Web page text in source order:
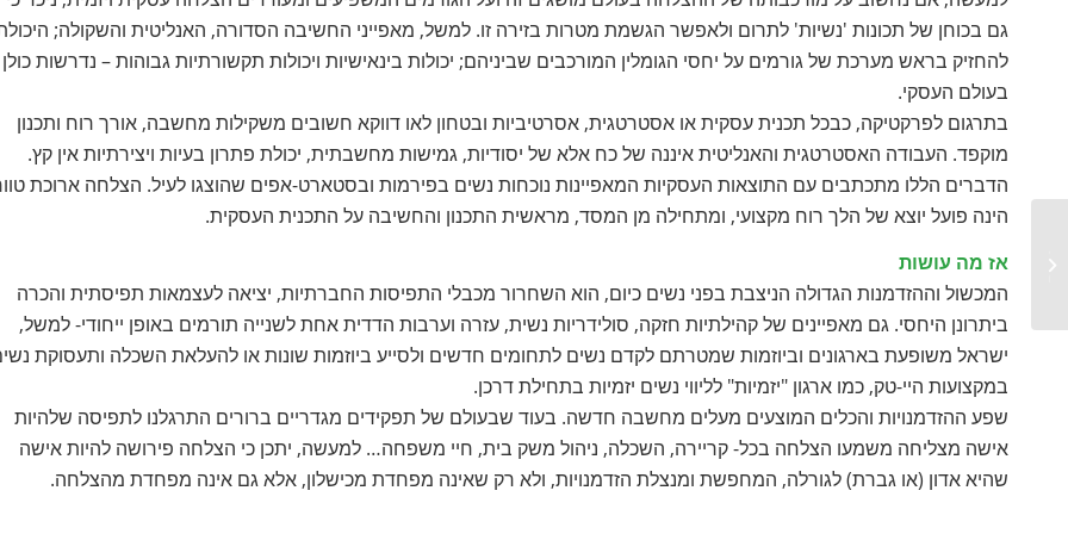
גם בכוחן של תכונות 'נשיות' לתרום ולאפשר הגשמת מטרות בזירה זו. למשל, מאפייני החשיבה הסדורה, האנליטית והשקולה;
להחזיק בראש מערכת של גורמים על יחסי הגומלין המורכבים שביניהם; יכולות בינאישיות ויכולות תקשורתיות גבוהות – נדרשות כולן
בעולם העסקי.
בתרגום לפרקטיקה, כבכל תכנית עסקית או אסטרטגית, אסרטיביות ובטחון לאו דווקא חשובים משקילות מחשבה, אורך רוח ותכנון
מוקפד. העבודה האסטרטגית והאנליטית איננה של כח אלא של יסודיות, גמישות מחשבתית, יכולת פתרון בעיות ויצירתיות אין קץ.
הדברים הללו מתכתבים עם התוצאות העסקיות המאפיינות נוכחות נשים בפירמות ובסטארט-אפים שהוצגו לעיל. הצלחה ארוכת
הינה פועל יוצא של הלך רוח מקצועי, ומתחילה מן המסד, מראשית התכנון והחשיבה על התכנית העסקית.
אז מה עושות
המכשול וההזדמנות הגדולה הניצבת בפני נשים כיום, הוא השחרור מכבלי התפיסות החברתיות, יציאה לעצמאות תפיסתית והכרה
ביתרונן היחסי. גם מאפיינים של קהילתיות חזקה, סולידריות נשית, עזרה וערבות הדדית אחת לשנייה תורמים באופן ייחודי- למשל,
ישראל משופעת בארגונים וביוזמות שמטרתם לקדם נשים לתחומים חדשים ולסייע ביוזמות שונות או להעלאת השכלה ותעסוקת
במקצועות היי-טק, כמו ארגון "יזמיות" לליווי נשים יזמיות בתחילת דרכן.
שפע ההזדמנויות והכלים המוצעים מעלים מחשבה חדשה. בעוד שבעולם של תפקידים מגדריים ברורים התרגלנו לתפיסה שלהיות
אישה מצליחה משמעו הצלחה בכל- קריירה, השכלה, ניהול משק בית, חיי משפחה… למעשה, יתכן כי הצלחה פירושה להיות אישה
שהיא אדון (או גברת) לגורלה, המחפשת ומנצלת הזדמנויות, ולא רק שאינה מפחדת מכישלון, אלא גם אינה מפחדת מהצלחה.
החלטות ושיקולי עלות תועלת...